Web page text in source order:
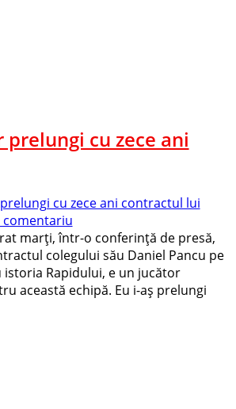
prelungi cu zece ani
cu zece ani contractul lui
comentariu
marţi, într-o conferinţă de presă,
colegului său Daniel Pancu pe
istoria Rapidului, e un jucător
această echipă. Eu i-aş prelungi